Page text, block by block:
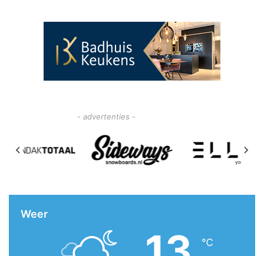
- advertenties -
Weer
℃